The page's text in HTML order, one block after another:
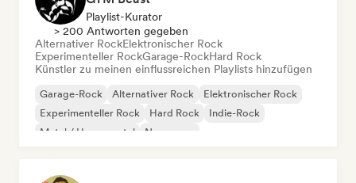
Playlist-Kurator
> 200 Antworten gegeben
Alternativer RockElektronischer Rock
Experimenteller RockGarage-RockHard Rock
Künstler zu meinen einflussreichen Playlists hinzufügen
Garage-Rock Alternativer Rock
Elektronischer Rock
Experimenteller Rock
Hard Rock
Indie-Rock
Metal / Heavy metal
New wave